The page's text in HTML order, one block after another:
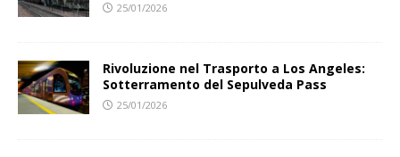
25/01/2026
Rivoluzione nel Trasporto a Los Angeles:
Sotterramento del Sepulveda Pass
25/01/2026